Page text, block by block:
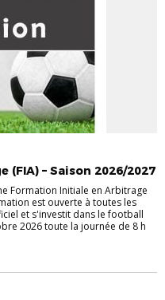
– Saison 2026/2027
Formation Initiale en Arbitrage
est ouverte à toutes les
et s'investit dans le football
2026 toute la journée de 8 h